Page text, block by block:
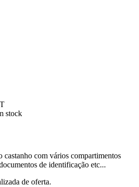
stock
castanho com vários compartimentos
de identificação etc...
de oferta.